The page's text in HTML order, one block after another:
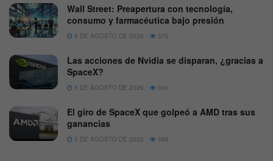
Wall Street: Preapertura con tecnología,
consumo y farmacéutica bajo presión
6 DE AGOSTO DE 2026 570
Las acciones de Nvidia se disparan, ¿gracias a
SpaceX?
5 DE AGOSTO DE 2026 640
El giro de SpaceX que golpeó a AMD tras sus
ganancias
5 DE AGOSTO DE 2026 588